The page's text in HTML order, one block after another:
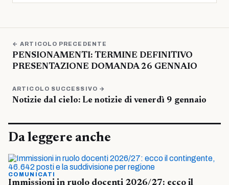
← ARTICOLO PRECEDENTE
PENSIONAMENTI: TERMINE DEFINITIVO
PRESENTAZIONE DOMANDA 26 GENNAIO
ARTICOLO SUCCESSIVO →
Notizie dal cielo: Le notizie di venerdì 9 gennaio
Da leggere anche
COMUNICATI
Immissioni in ruolo docenti 2026/27: ecco il